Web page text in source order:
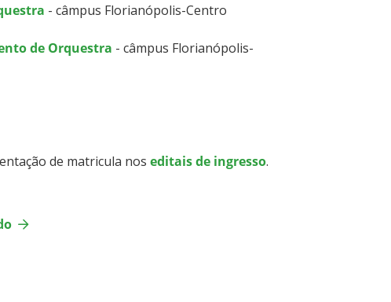
- câmpus Florianópolis-Centro
de Orquestra - câmpus Florianópolis-
de matricula nos editais de ingresso.